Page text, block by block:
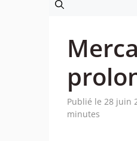
Publié le 28 juin
minutes